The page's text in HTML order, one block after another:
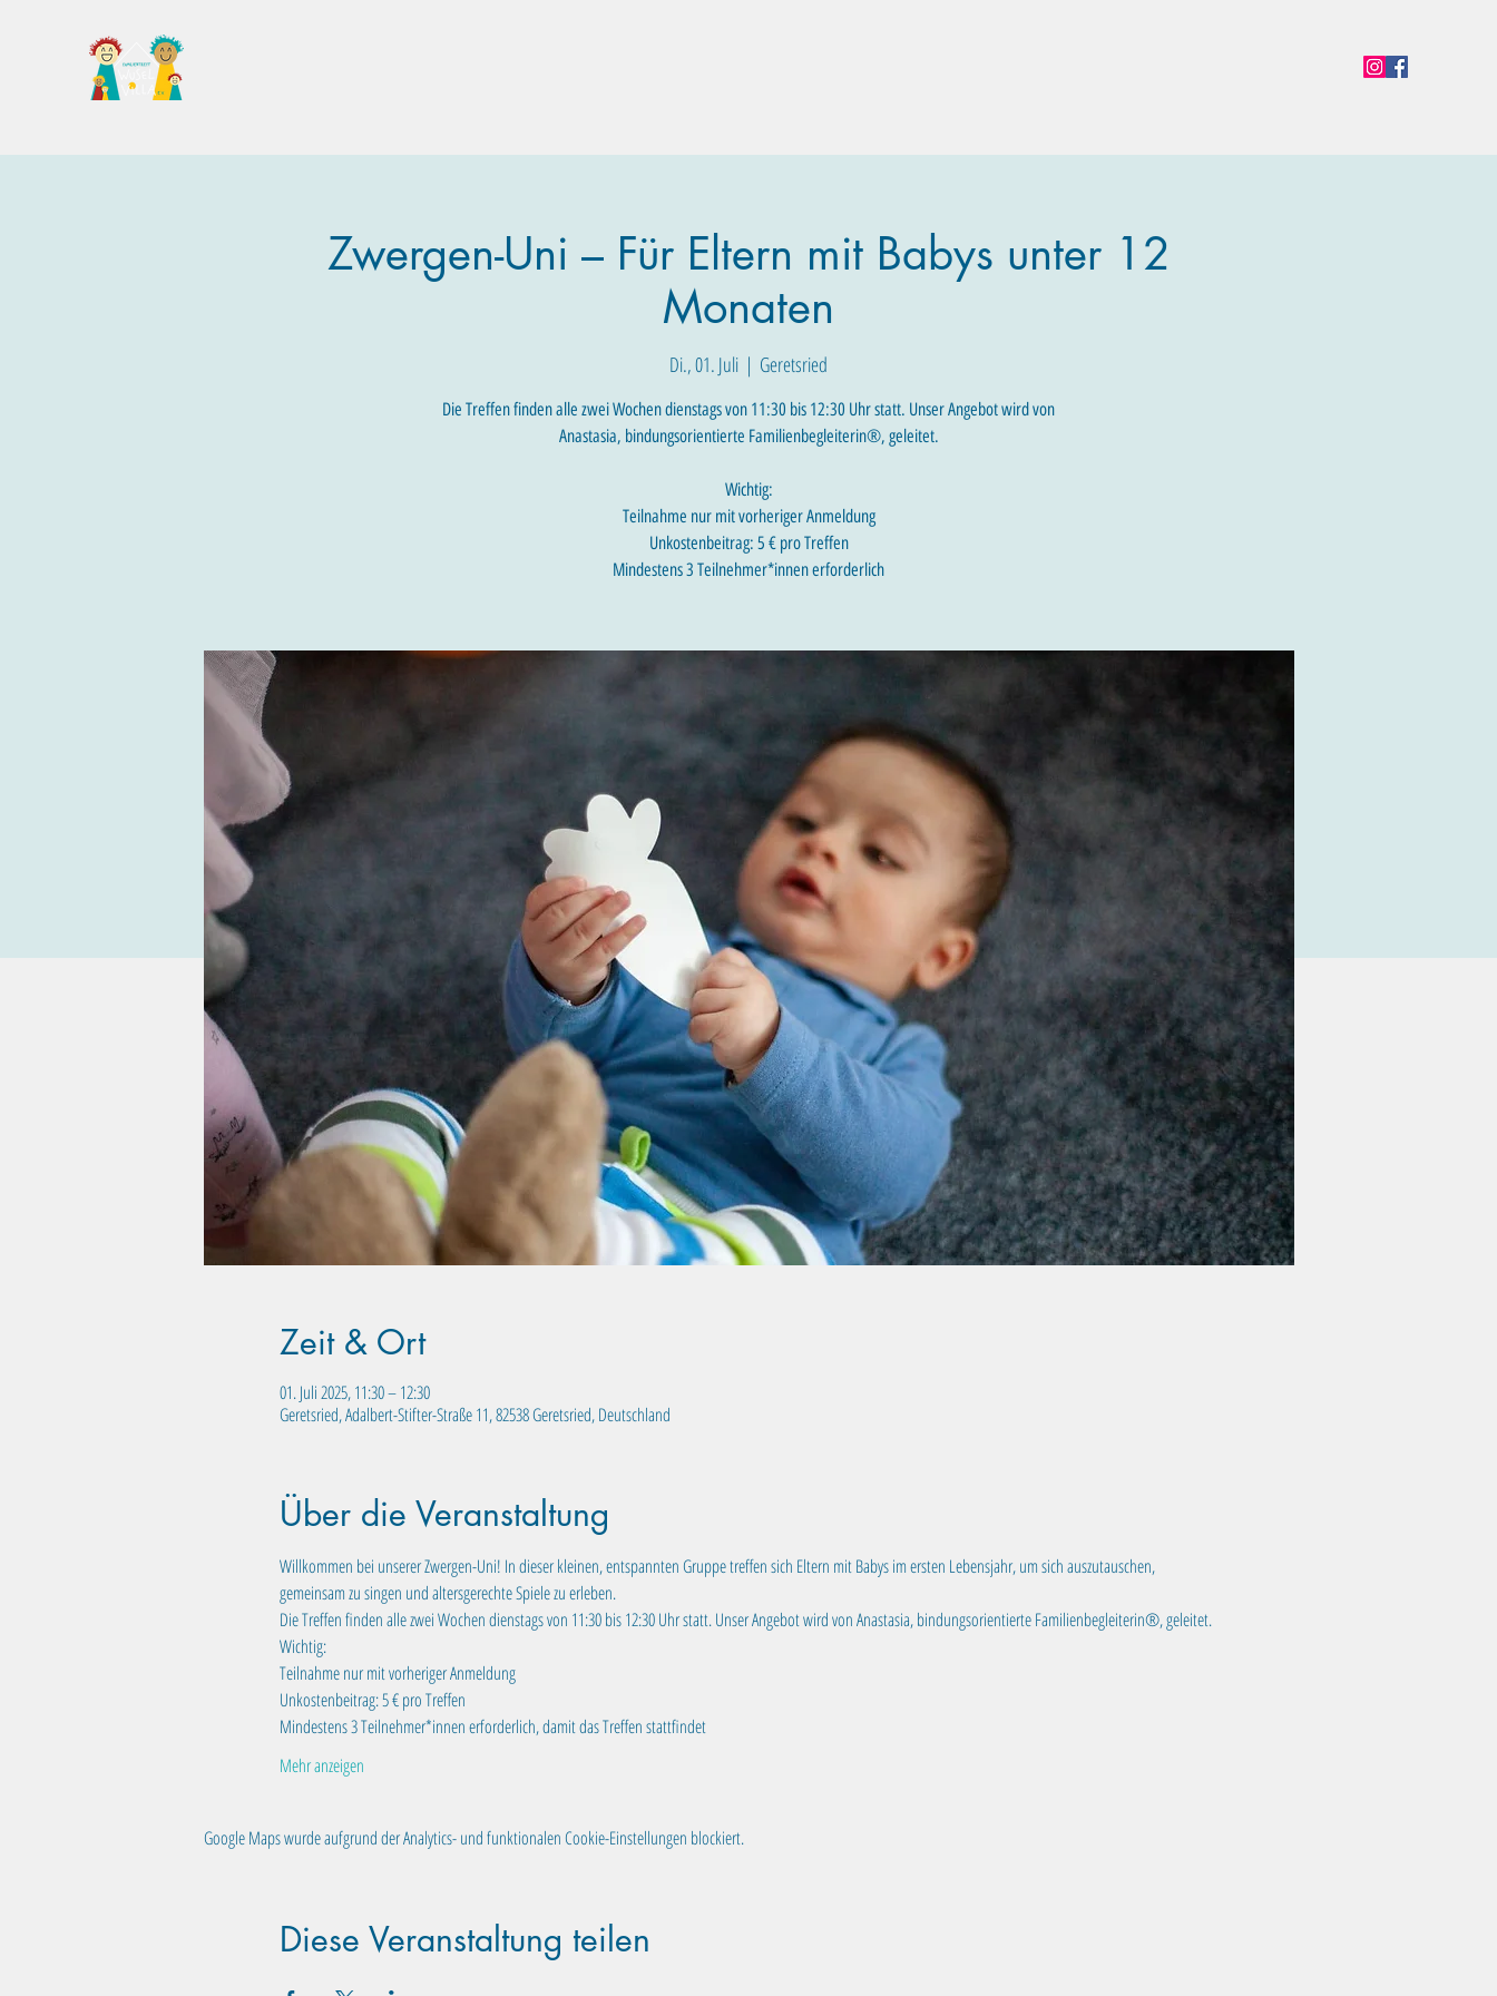
Zwergen-Uni – Für Eltern mit Babys unter 12
Monaten
Di., 01. Juli
  |
Geretsried
Die Treffen finden alle zwei Wochen dienstags von 11:30 bis 12:30 Uhr statt. Unser Angebot wird von
Anastasia, bindungsorientierte Familienbegleiterin®, geleitet.
Wichtig:
Teilnahme nur mit vorheriger Anmeldung
Unkostenbeitrag: 5 € pro Treffen
Mindestens 3 Teilnehmer*innen erforderlich
Zeit & Ort
01. Juli 2025, 11:30 – 12:30
Geretsried, Adalbert-Stifter-Straße 11, 82538 Geretsried, Deutschland
Über die Veranstaltung
Willkommen bei unserer Zwergen-Uni! In dieser kleinen, entspannten Gruppe treffen sich Eltern mit Babys im ersten Lebensjahr, um sich auszutauschen,
gemeinsam zu singen und altersgerechte Spiele zu erleben.
Die Treffen finden alle zwei Wochen dienstags von 11:30 bis 12:30 Uhr statt. Unser Angebot wird von Anastasia, bindungsorientierte Familienbegleiterin®, geleitet.
Wichtig:
Teilnahme nur mit vorheriger Anmeldung
Unkostenbeitrag: 5 € pro Treffen
Mindestens 3 Teilnehmer*innen erforderlich, damit das Treffen stattfindet
Mehr anzeigen
Google Maps wurde aufgrund der Analytics- und funktionalen Cookie-Einstellungen blockiert.
Diese Veranstaltung teilen